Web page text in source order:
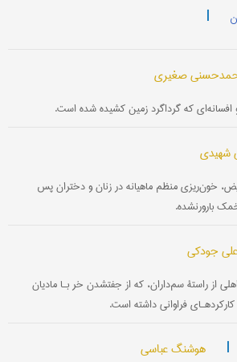
|
صغیری
که گرداگرد زمین کشیده شده است.
شهیدی
خون‌ریزی منظم ماهیانه در زنان و دختران پس
بارورنشده.
جودکی
قاطِر، یا اَستر، چهارپای اهلی از راستۀ سم‌داران، که از جفت‎شدن خر بـا مادیان
| هوشنگ عباسی